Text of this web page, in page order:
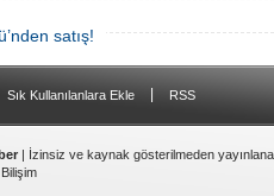
satış!
Sık Kullanılanlara Ekle RSS
| İzinsiz ve kaynak gösterilmeden